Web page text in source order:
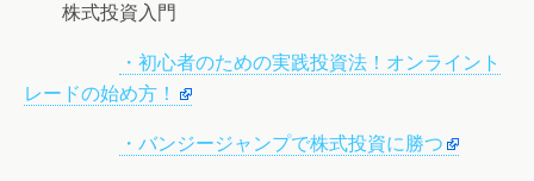
株式投資入門
・初心者のための実践投資法！オンライント
レードの始め方！
・バンジージャンプで株式投資に勝つ